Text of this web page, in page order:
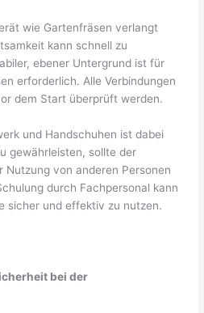
wie Gartenfräsen verlangt
kann schnell zu
ebener Untergrund ist für
erforderlich. Alle Verbindungen
dem Start überprüft werden.
und Handschuhen ist dabei
gewährleisten, sollte der
Nutzung von anderen Personen
durch Fachpersonal kann
sicher und effektiv zu nutzen.
bei der